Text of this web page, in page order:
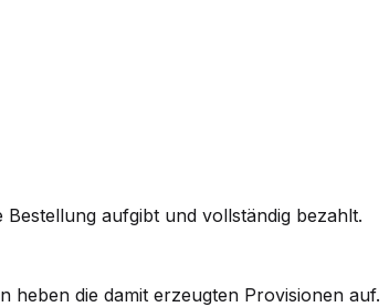
aufgibt und vollständig bezahlt.
die damit erzeugten Provisionen auf.